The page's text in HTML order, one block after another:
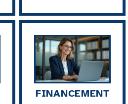
FINANCEMENT